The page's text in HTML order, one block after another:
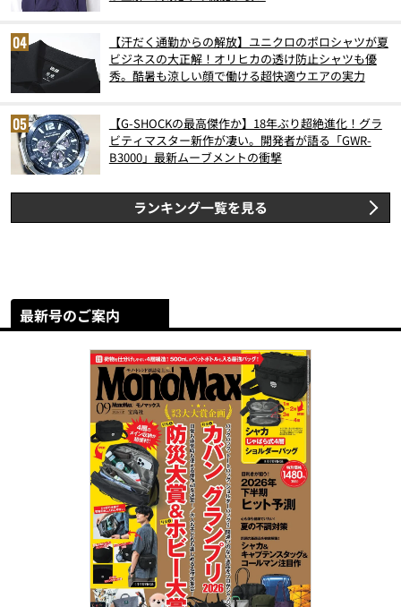
【汗だく通勤からの解放】ユニクロのポロシャツが夏
ビジネスの大正解！オリヒカの透け防止シャツも優
秀。酷暑も涼しい顔で働ける超快適ウエアの実力
【G-SHOCKの最高傑作か】18年ぶり超絶進化！グラ
ビティマスター新作が凄い。開発者が語る「GWR-
B3000」最新ムーブメントの衝撃
ランキング一覧を見る
最新号のご案内